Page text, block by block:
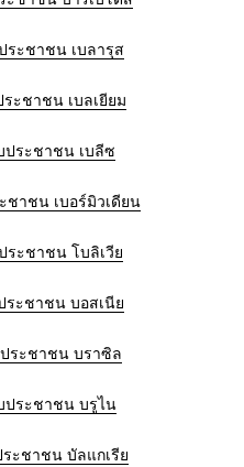
ะชาชน เบลารุส
ะชาชน เบลเยียม
ระชาชน เบลีซ
าชน เบอร์มิวเดียน
ะชาชน โบลิเวีย
ะชาชน บอสเนีย
ระชาชน บราซิล
ประชาชน บรูไน
ะชาชน บัลแกเรีย